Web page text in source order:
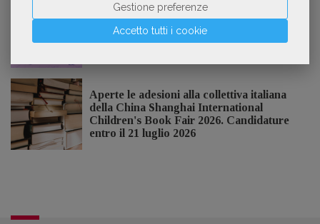
Accetto tutti i cookie
Gestione preferenze
Il Premio Inge Feltrinelli apre le
candidature per la quinta edizione,
dedicata al tema della pace
Aperte le adesioni alla collettiva italiana
della China Shanghai International
Children's Book Fair 2026. Candidature
entro il 21 luglio 2026